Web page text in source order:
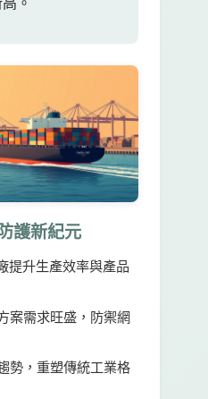
護新紀元
提升生產效率與產品
案需求旺盛，防禦網
勢，重塑傳統工業格